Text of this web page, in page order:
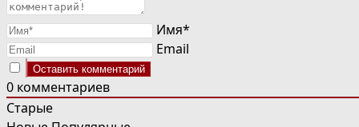
Имя*
Email
0 комментариев
Старые